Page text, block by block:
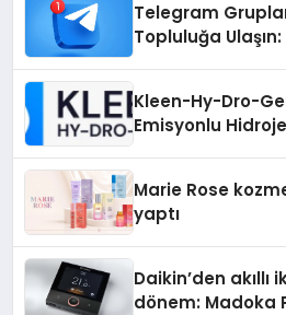
Telegram
Topluluğa
Kleen-Hy-Dro-
Emisyonlu
Marie Rose
yaptı
Daikin’den
dönem: Madoka